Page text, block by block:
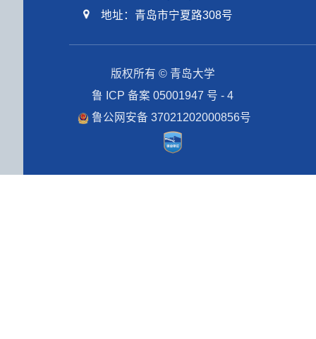
地址：青岛市宁夏路308号
版权所有 © 青岛大学
鲁 ICP 备案 05001947 号 - 4
鲁公网安备 37021202000856号